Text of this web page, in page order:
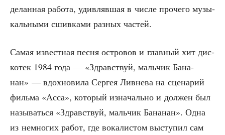
де­лан­ная рабо­та, удив­ляв­шая в чис­ле про­че­го музы­
каль­ны­ми сшив­ка­ми раз­ных частей.
Самая извест­ная пес­ня ост­ро­вов и глав­ный хит дис­
ко­тек 1984 года — «Здрав­ствуй, маль­чик Бана­
нан» — вдох­но­ви­ла Сер­гея Лив­не­ва на сце­на­рий
филь­ма «Асса», кото­рый изна­чаль­но и дол­жен был
назы­вать­ся «Здрав­ствуй, маль­чик Бана­нан». Одна
из немно­гих работ, где вока­ли­стом высту­пил сам